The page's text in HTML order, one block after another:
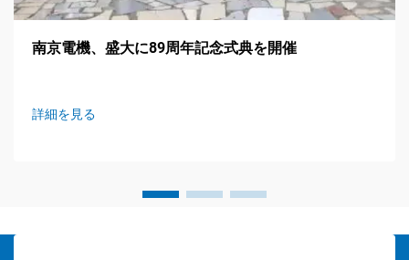
南京電機、盛大に89周年記念式典を開催
詳細を見る